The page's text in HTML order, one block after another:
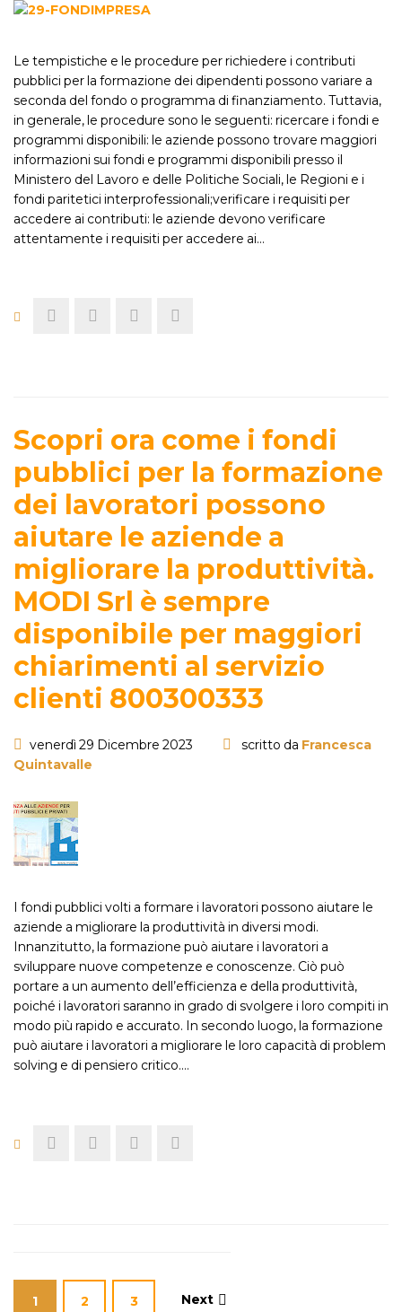
Le tempistiche e le procedure per richiedere i contributi
pubblici per la formazione dei dipendenti possono variare a
seconda del fondo o programma di finanziamento. Tuttavia,
in generale, le procedure sono le seguenti: ricercare i fondi e
programmi disponibili: le aziende possono trovare maggiori
informazioni sui fondi e programmi disponibili presso il
Ministero del Lavoro e delle Politiche Sociali, le Regioni e i
fondi paritetici interprofessionali;verificare i requisiti per
accedere ai contributi: le aziende devono verificare
attentamente i requisiti per accedere ai…
Scopri ora come i fondi
pubblici per la formazione
dei lavoratori possono
aiutare le aziende a
migliorare la produttività.
MODI Srl è sempre
disponibile per maggiori
chiarimenti al servizio
clienti 800300333
venerdì 29 Dicembre 2023 scritto da Francesca
Quintavalle
I fondi pubblici volti a formare i lavoratori possono aiutare le
aziende a migliorare la produttività in diversi modi.
Innanzitutto, la formazione può aiutare i lavoratori a
sviluppare nuove competenze e conoscenze. Ciò può
portare a un aumento dell’efficienza e della produttività,
poiché i lavoratori saranno in grado di svolgere i loro compiti in
modo più rapido e accurato. In secondo luogo, la formazione
può aiutare i lavoratori a migliorare le loro capacità di problem
solving e di pensiero critico.…
1 2 3 Next